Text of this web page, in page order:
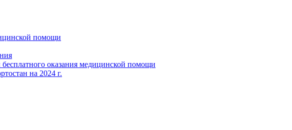
помощи
оказания медицинской помощи
на 2024 г.